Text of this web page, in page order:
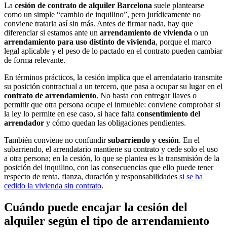
La cesión de contrato de alquiler Barcelona suele plantearse
como un simple “cambio de inquilino”, pero jurídicamente no
conviene tratarla así sin más. Antes de firmar nada, hay que
diferenciar si estamos ante un arrendamiento de vivienda o un
arrendamiento para uso distinto de vivienda, porque el marco
legal aplicable y el peso de lo pactado en el contrato pueden cambiar
de forma relevante.
En términos prácticos, la cesión implica que el arrendatario transmite
su posición contractual a un tercero, que pasa a ocupar su lugar en el
contrato de arrendamiento. No basta con entregar llaves o
permitir que otra persona ocupe el inmueble: conviene comprobar si
la ley lo permite en ese caso, si hace falta consentimiento del
arrendador y cómo quedan las obligaciones pendientes.
También conviene no confundirsubarriendo y cesión. En el
subarriendo, el arrendatario mantiene su contrato y cede solo el uso
a otra persona; en la cesión, lo que se plantea es la transmisión de la
posición del inquilino, con las consecuencias que ello puede tener
respecto de renta, fianza, duración y responsabilidades si se ha
cedido la vivienda sin contrato.
Cuándo puede encajar la cesión del
alquiler según el tipo de arrendamiento